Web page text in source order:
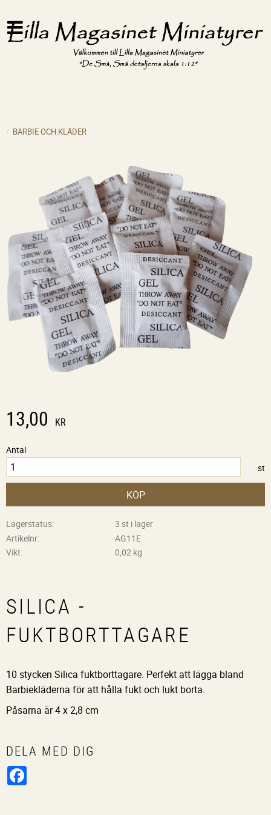
BARBIE OCH KLÄDER
13,00 KR
Antal
st
KÖP
Lagerstatus
3 st i lager
Artikelnr
AG11E
Vikt
0,02 kg
SILICA -
FUKTBORTTAGARE
10 stycken Silica fuktborttagare. Perfekt att lägga bland
Barbiekläderna för att hålla fukt och lukt borta.
Påsarna är 4 x 2,8 cm
DELA MED DIG